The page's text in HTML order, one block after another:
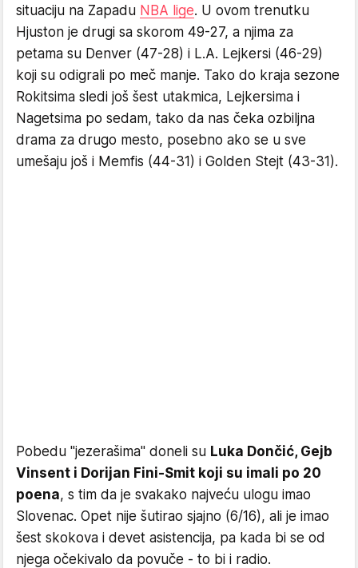
situaciju na Zapadu NBA lige. U ovom trenutku
Hjuston je drugi sa skorom 49-27, a njima za
petama su Denver (47-28) i L.A. Lejkersi (46-29)
koji su odigrali po meč manje. Tako do kraja sezone
Rokitsima sledi još šest utakmica, Lejkersima i
Nagetsima po sedam, tako da nas čeka ozbiljna
drama za drugo mesto, posebno ako se u sve
umešaju još i Memfis (44-31) i Golden Stejt (43-31).
Pobedu "jezerašima" doneli su Luka Dončić, Gejb
Vinsent i Dorijan Fini-Smit koji su imali po 20
poena, s tim da je svakako najveću ulogu imao
Slovenac. Opet nije šutirao sjajno (6/16), ali je imao
šest skokova i devet asistencija, pa kada bi se od
njega očekivalo da povuče - to bi i radio.